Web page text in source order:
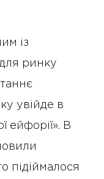
із
ринку
увійде в
ейфорії». В
підіймалося